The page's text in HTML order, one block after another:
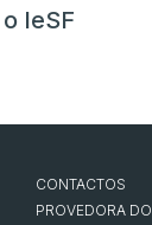
IeSF
CONTACTOS
PROVEDORA DO